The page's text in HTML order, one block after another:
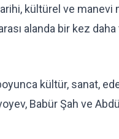
kültürel ve manevi
alanda bir kez
kültür, sanat,
Babür Şah ve